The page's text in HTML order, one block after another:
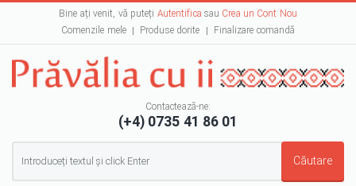
Bine ați venit, vă puteți Autentifica sau Crea un Cont Nou
Comenzile mele
Produse dorite Finalizare comandă
Contactează-ne:
(+4) 0735 41 86 01
Formular de căutare